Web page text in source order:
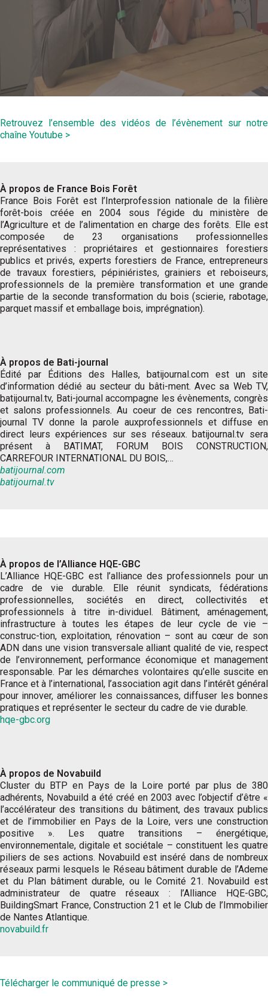
Retrouvez l’ensemble des vidéos de l’évènement sur notre
chaîne Youtube >
À propos de France Bois Forêt
France Bois Forêt est l’Interprofession nationale de la filière
forêt-bois créée en 2004 sous l’égide du ministère de
l’Agriculture et de l’alimentation en charge des forêts. Elle est
composée de 23 organisations professionnelles
représentatives : propriétaires et gestionnaires forestiers
publics et privés, experts forestiers de France, entrepreneurs
de travaux forestiers, pépiniéristes, grainiers et reboiseurs,
professionnels de la première transformation et une grande
partie de la seconde transformation du bois (scierie, rabotage,
parquet massif et emballage bois, imprégnation).
À propos de Bati-journal
Édité par Éditions des Halles, batijournal.com est un site
d’information dédié au secteur du bâti-ment. Avec sa Web TV,
batijournal.tv, Bati-journal accompagne les évènements, congrès
et salons professionnels. Au coeur de ces rencontres, Bati-
journal TV donne la parole auxprofessionnels et diffuse en
direct leurs expériences sur ses réseaux. batijournal.tv sera
présent à BATIMAT, FORUM BOIS CONSTRUCTION,
CARREFOUR INTERNATIONAL DU BOIS,…
batijournal.com
batijournal.tv
À propos de l’Alliance HQE-GBC
L’Alliance HQE-GBC est l’alliance des professionnels pour un
cadre de vie durable. Elle réunit syndicats, fédérations
professionnelles, sociétés en direct, collectivités et
professionnels à titre in-dividuel. Bâtiment, aménagement,
infrastructure à toutes les étapes de leur cycle de vie –
construc-tion, exploitation, rénovation – sont au cœur de son
ADN dans une vision transversale alliant qualité de vie, respect
de l’environnement, performance économique et management
responsable. Par les démarches volontaires qu’elle suscite en
France et à l’international, l’association agit dans l’intérêt général
pour innover, améliorer les connaissances, diffuser les bonnes
pratiques et représenter le secteur du cadre de vie durable.
hqe-gbc.org
À propos de Novabuild
Cluster du BTP en Pays de la Loire porté par plus de 380
adhérents, Novabuild a été créé en 2003 avec l’objectif d’être «
l’accélérateur des transitions du bâtiment, des travaux publics
et de l’immobilier en Pays de la Loire, vers une construction
positive ». Les quatre transitions – énergétique,
environnementale, digitale et sociétale – constituent les quatre
piliers de ses actions. Novabuild est inséré dans de nombreux
réseaux parmi lesquels le Réseau bâtiment durable de l’Ademe
et du Plan bâtiment durable, ou le Comité 21. Novabuild est
administrateur de quatre réseaux : l’Alliance HQE-GBC,
BuildingSmart France, Construction 21 et le Club de l’Immobilier
de Nantes Atlantique.
novabuild.fr
Télécharger le communiqué de presse >